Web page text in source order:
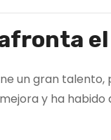
un gran
y ha